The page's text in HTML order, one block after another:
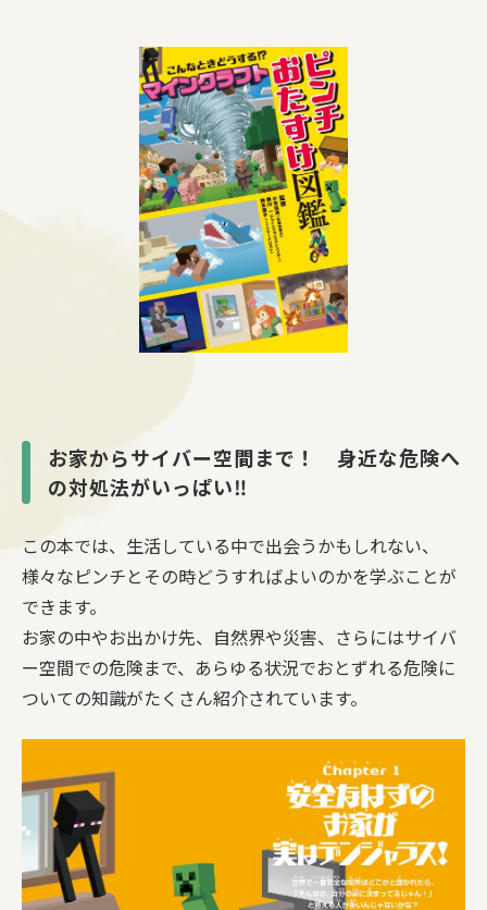
お家からサイバー空間まで！ 身近な危険へ
の対処法がいっぱい‼
この本では、生活している中で出会うかもしれない、
様々なピンチとその時どうすればよいのかを学ぶことが
できます。
お家の中やお出かけ先、自然界や災害、さらにはサイバ
ー空間での危険まで、あらゆる状況でおとずれる危険に
ついての知識がたくさん紹介されています。